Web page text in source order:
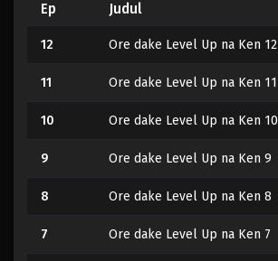
Ep Judul
12 Ore dake Level Up na Ken 12
11 Ore dake Level Up na Ken 11
10 Ore dake Level Up na Ken 10
9 Ore dake Level Up na Ken 9
8 Ore dake Level Up na Ken 8
7 Ore dake Level Up na Ken 7